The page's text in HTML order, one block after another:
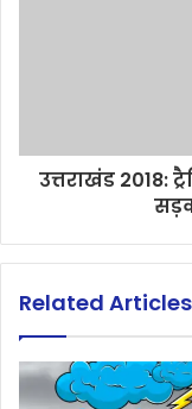
उत्तराखंड 2018:
Related Articles